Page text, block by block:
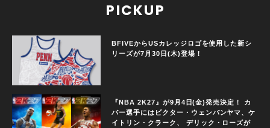
PICKUP
BFIVEからUSカレッジロゴを使用した新シ
リーズが7月30日(木)登場！
『NBA 2K27』が9月4日(金)発売決定！ カ
バー選手にはビクター・ウェンバンヤマ、ケ
イトリン・クラーク、 デリック・ローズが